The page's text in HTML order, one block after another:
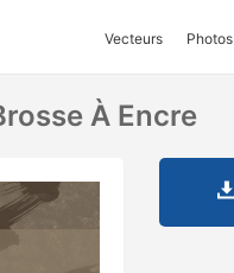
Vecteurs Photos
À Encre